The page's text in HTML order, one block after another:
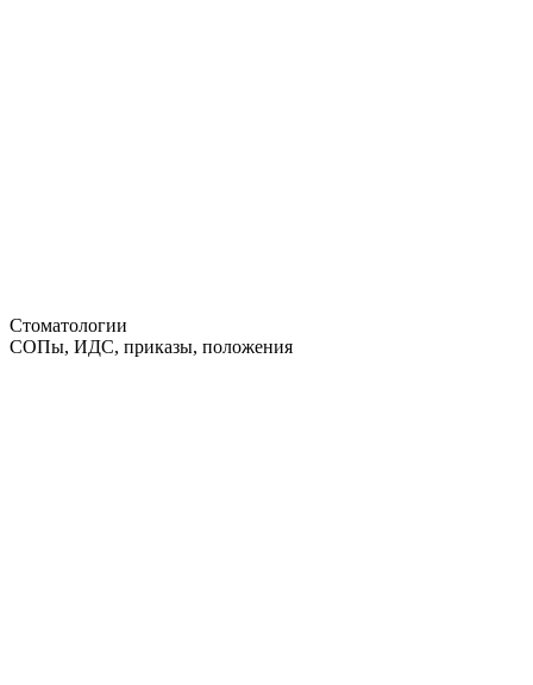
Стоматологии
СОПы, ИДС, приказы, положения